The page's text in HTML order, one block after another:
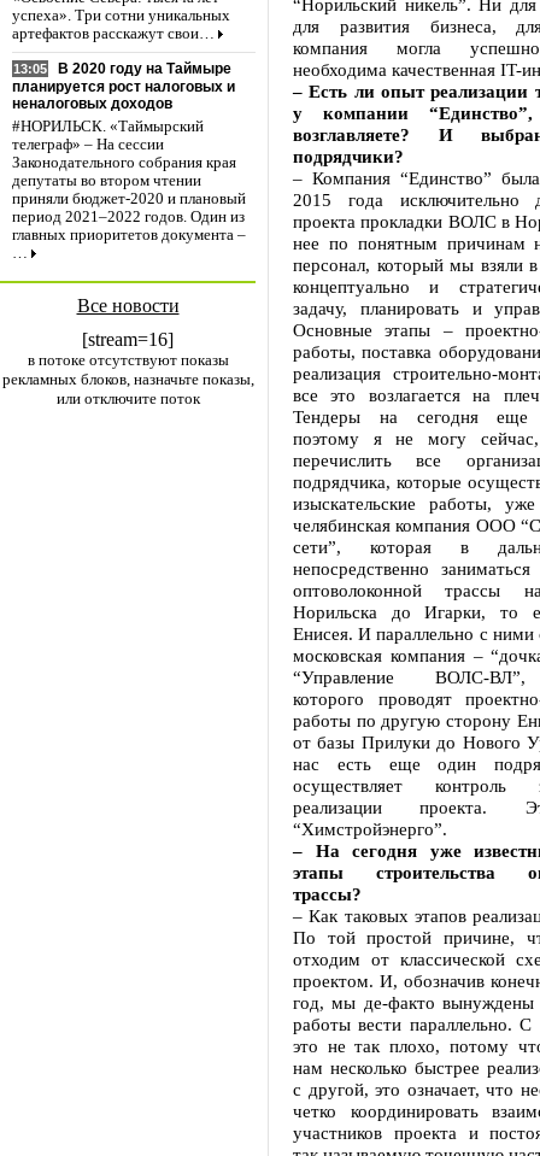
успеха». Три сотни уникальных
артефактов расскажут свои…
13:05
В 2020 году на Таймыре
планируется рост налоговых и
неналоговых доходов
#НОРИЛЬСК. «Таймырский
телеграф» – На сессии
Законодательного собрания края
депутаты во втором чтении
приняли бюджет-2020 и плановый
период 2021–2022 годов. Один из
главных приоритетов документа –
…
Все новости
[stream=16]
в потоке отсутствуют показы
рекламных блоков, назначьте показы,
или отключите поток
“Норильский никель”. Ни для
для развития бизнеса,
компания могла успешно
необходима качественная IT-
– Есть ли опыт реализации
у компании
возглавляете? И
подрядчики?
– Компания “Единство”
2015 года исключительно
проекта прокладки ВОЛС в
нее по понятным причинам
персонал, который мы взяли
концептуально и
задачу, планировать и
Основные этапы – проектно-
работы, поставка
реализация строительно-
все это возлагается на
Тендеры на сегодня еще
поэтому я не могу
перечислить все
подрядчика, которые
изыскательские работы,
челябинская компания ООО
сети”, которая в
непосредственно заниматься
оптоволоконной трассы
Норильска до Игарки, то
Енисея. И параллельно с ними
московская компания –
“Управление ВОЛС-ВЛ”,
которого проводят
работы по другую сторону
от базы Прилуки до Нового
нас есть еще один
осуществляет контроль
реализации проекта.
“Химстройэнерго”.
– На сегодня уже
этапы строительства
трассы?
– Как таковых этапов
По той простой причине,
отходим от классической
проектом. И, обозначив
год, мы де-факто вынуждены
работы вести параллельно.
это не так плохо, потому
нам несколько быстрее
с другой, это означает, что
четко координировать
участников проекта и